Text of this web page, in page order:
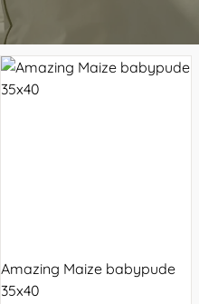
Amazing Maize babypude
35x40